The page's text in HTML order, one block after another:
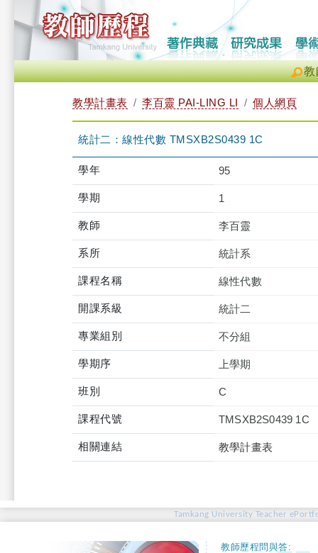
教
教學計畫表 李百靈 PAI-LING LI 個人網頁
統計二：線性代數 TMSXB2S0439 1C
學年 95
學期 1
教師 李百靈
系所 統計系
課程名稱 線性代數
開課系級 統計二
專業組別 不分組
學期序 上學期
班別 C
課程代號 TMSXB2S0439 1C
相關連結 教學計畫表
Tamkang University Teacher
教師歷程問與答: